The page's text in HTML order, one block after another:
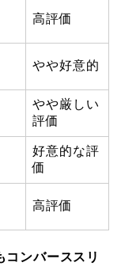
高評価
やや好意的
やや厳しい
評価
好意的な評
価
高評価
コンバーススリ